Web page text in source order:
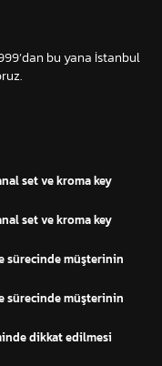
bu yana İstanbul
set ve kroma key
set ve kroma key
sürecinde müşterinin
sürecinde müşterinin
dikkat edilmesi